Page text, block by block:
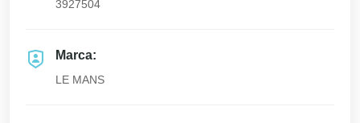
3927504
Marca:
LE MANS